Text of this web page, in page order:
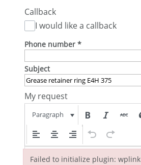
Callback
I would like a callback
Phone number *
Subject
My request
Paragraph
Failed to initialize plugin: wplink